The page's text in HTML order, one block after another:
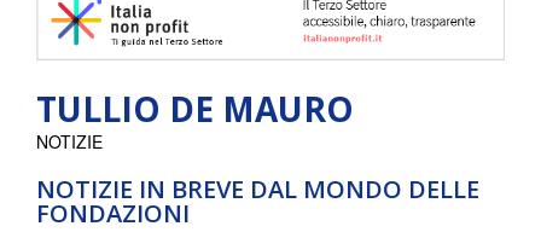
TULLIO DE MAURO
NOTIZIE IN BREVE DAL MONDO DELLE
FONDAZIONI
NOTIZIE